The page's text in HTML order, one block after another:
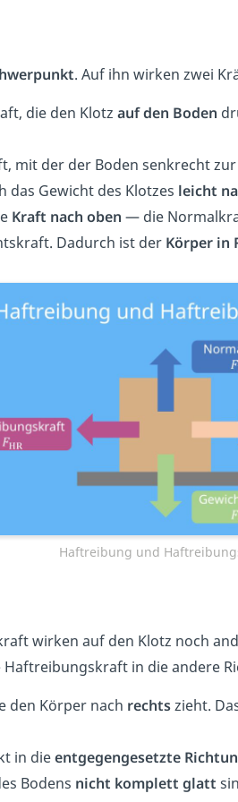
. Auf ihn wirken zwei
die den Klotz auf den Boden
mit der der Boden senkrecht
das Gewicht des Klotzes leicht
Kraft nach oben — die
Dadurch ist der Körper in
Haftreibung und
wirken auf den Klotz noch
in die andere
den Körper nach rechtszieht.
in dieentgegengesetzte
Bodens nicht komplett glatt